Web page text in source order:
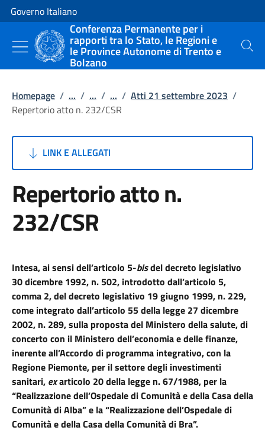
Vai al contenuto
Vai alla navigazione del sito
Governo Italiano
Conferenza Permanente per i
rapporti tra lo Stato, le Regioni e
le Province Autonome di Trento e
Bolzano
Cerca
Homepage / ... / ... / ... / Atti 21 settembre 2023 /
Repertorio atto n. 232/CSR
LINK E ALLEGATI
Repertorio atto n.
232/CSR
Intesa, ai sensi dell’articolo 5-bisdel decreto legislativo
30 dicembre 1992, n. 502, introdotto dall’articolo 5,
comma 2, del decreto legislativo 19 giugno 1999, n. 229,
come integrato dall’articolo 55 della legge 27 dicembre
2002, n. 289, sulla proposta del Ministero della salute, di
concerto con il Ministero dell’economia e delle finanze,
inerente all’Accordo di programma integrativo, con la
Regione Piemonte, per il settore degli investimenti
sanitari, exarticolo 20 della legge n. 67/1988, per la
“Realizzazione dell’Ospedale di Comunità e della Casa della
Comunità di Alba” e la “Realizzazione dell’Ospedale di
Comunità e della Casa della Comunità di Bra”.